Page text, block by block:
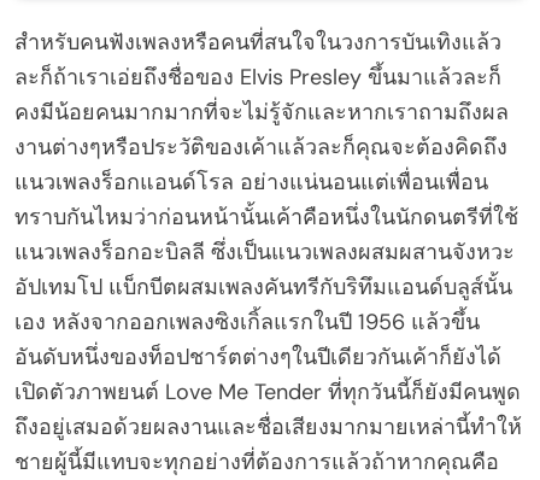
สำหรับคนฟังเพลงหรือคนที่สนใจในวงการบันเทิงแล้ว
ละก็ถ้าเราเอ่ยถึงชื่อของ Elvis Presley ขึ้นมาแล้วละก็
คงมีน้อยคนมากมากที่จะไม่รู้จักและหากเราถามถึงผล
งานต่างๆหรือประวัติของเค้าแล้วละก็คุณจะต้องคิดถึง
แนวเพลงร็อกแอนด์โรล อย่างแน่นอนแต่เพื่อนเพื่อน
ทราบกันไหมว่าก่อนหน้านั้นเค้าคือหนึ่งในนักดนตรีที่ใช้
แนวเพลงร็อกอะบิลลี ซึ่งเป็นแนวเพลงผสมผสานจังหวะ
อัปเทมโป แบ็กบีตผสมเพลงคันทรีกับริทึมแอนด์บลูส์นั้น
เอง หลังจากออกเพลงซิงเกิ้ลแรกในปี 1956 แล้วขึ้น
อันดับหนึ่งของท็อปชาร์ตต่างๆในปีเดียวกันเค้าก็ยังได้
เปิดตัวภาพยนต์ Love Me Tender ที่ทุกวันนี้ก็ยังมีคนพูด
ถึงอยู่เสมอด้วยผลงานและชื่อเสียงมากมายเหล่านี้ทำให้
ชายผู้นี้มีแทบจะทุกอย่างที่ต้องการแล้วถ้าหากคุณคือ